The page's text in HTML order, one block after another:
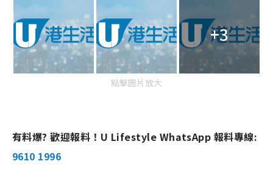
+3
點擊圖片放大
有料爆? 歡迎報料！U Lifestyle WhatsApp 報料專線:
9610 1996